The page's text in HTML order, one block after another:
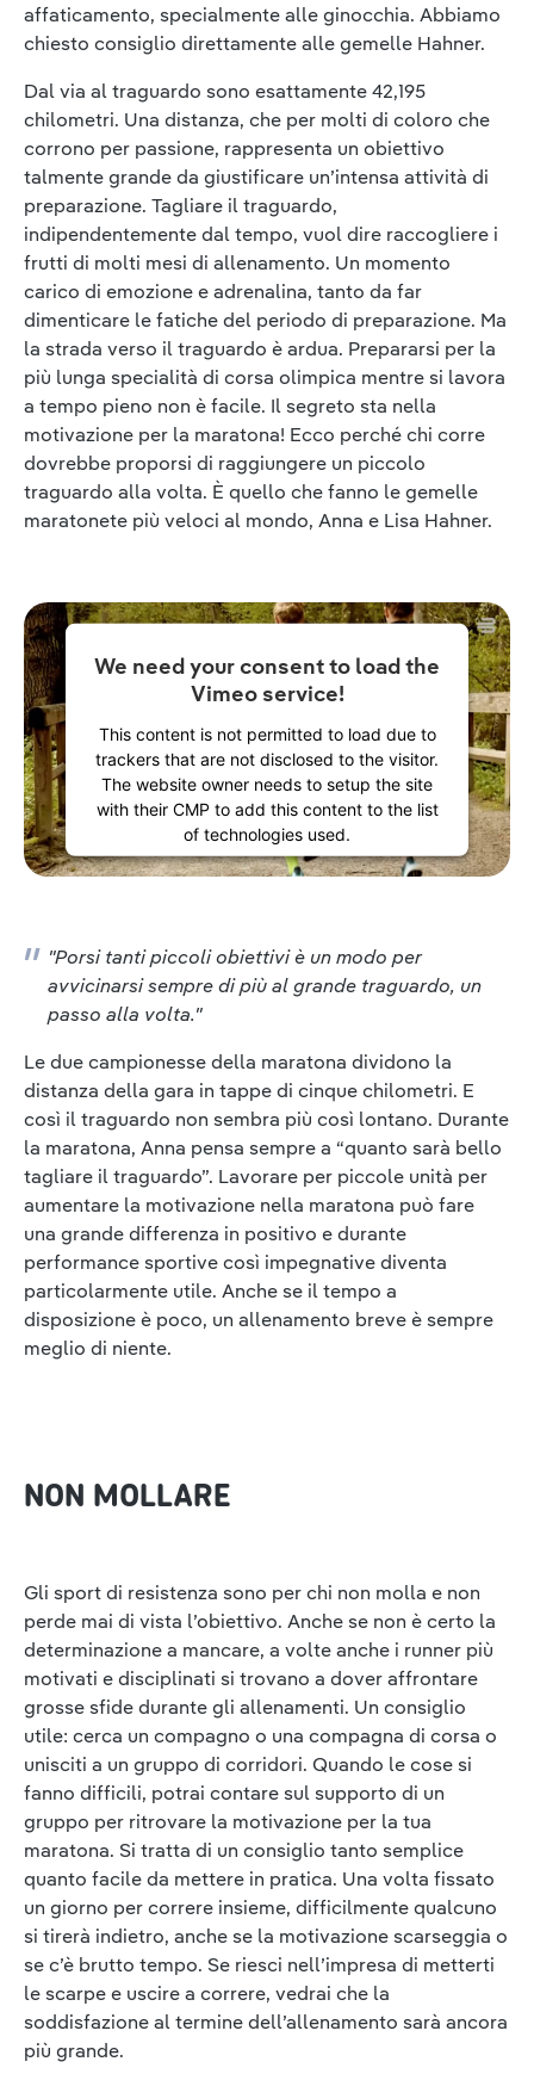
affaticamento, specialmente alle ginocchia. Abbiamo
chiesto consiglio direttamente alle gemelle Hahner.
Dal via al traguardo sono esattamente 42,195
chilometri. Una distanza, che per molti di coloro che
corrono per passione, rappresenta un obiettivo
talmente grande da giustificare un’intensa attività di
preparazione. Tagliare il traguardo,
indipendentemente dal tempo, vuol dire raccogliere i
frutti di molti mesi di allenamento. Un momento
carico di emozione e adrenalina, tanto da far
dimenticare le fatiche del periodo di preparazione. Ma
la strada verso il traguardo è ardua. Prepararsi per la
più lunga specialità di corsa olimpica mentre si lavora
a tempo pieno non è facile. Il segreto sta nella
motivazione per la maratona! Ecco perché chi corre
dovrebbe proporsi di raggiungere un piccolo
traguardo alla volta. È quello che fanno le gemelle
maratonete più veloci al mondo, Anna e Lisa Hahner.
We need your consent to load the
Vimeo service!
This content is not permitted to load due to
trackers that are not disclosed to the visitor.
The website owner needs to setup the site
with their CMP to add this content to the list
of technologies used.
Powered byUsercentrics Consent
"Porsi tanti piccoli obiettivi è un modo per
avvicinarsi sempre di più al grande traguardo, un
passo alla volta."
Le due campionesse della maratona dividono la
distanza della gara in tappe di cinque chilometri. E
così il traguardo non sembra più così lontano. Durante
la maratona, Anna pensa sempre a “quanto sarà bello
tagliare il traguardo”. Lavorare per piccole unità per
aumentare la motivazione nella maratona può fare
una grande differenza in positivo e durante
performance sportive così impegnative diventa
particolarmente utile. Anche se il tempo a
disposizione è poco, un allenamento breve è sempre
meglio di niente.
NON MOLLARE
Gli sport di resistenza sono per chi non molla e non
perde mai di vista l’obiettivo. Anche se non è certo la
determinazione a mancare, a volte anche i runner più
motivati e disciplinati si trovano a dover affrontare
grosse sfide durante gli allenamenti. Un consiglio
utile: cerca un compagno o una compagna di corsa o
unisciti a un gruppo di corridori. Quando le cose si
fanno difficili, potrai contare sul supporto di un
gruppo per ritrovare la motivazione per la tua
maratona. Si tratta di un consiglio tanto semplice
quanto facile da mettere in pratica. Una volta fissato
un giorno per correre insieme, difficilmente qualcuno
si tirerà indietro, anche se la motivazione scarseggia o
se c’è brutto tempo. Se riesci nell’impresa di metterti
le scarpe e uscire a correre, vedrai che la
soddisfazione al termine dell’allenamento sarà ancora
più grande.